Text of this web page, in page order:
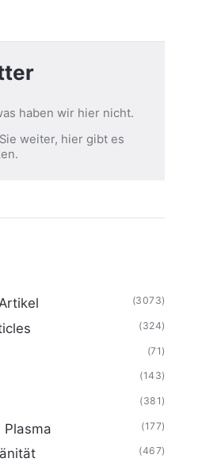
haben wir hier nicht.
weiter, hier gibt es
(3073)
(324)
(71)
(143)
(381)
Plasma (177)
(467)